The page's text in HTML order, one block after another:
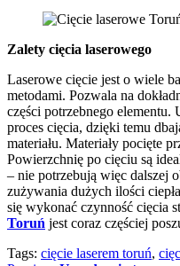
Zalety cięcia laserowego
Laserowe cięcie jest o wiele
metodami. Pozwala na
części potrzebnego elementu.
proces cięcia, dzięki temu
materiału. Materiały pocięte
Powierzchnię po cięciu są
– nie potrzebują więc dalszej
zużywania dużych ilości
się wykonać czynność cięcia
Toruń jest coraz częściej
Tags: cięcie laserem toruń,